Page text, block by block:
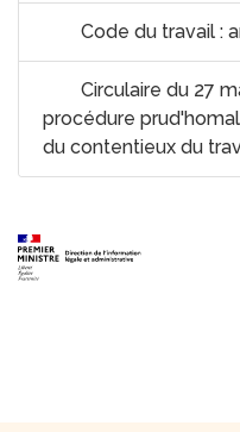
Code du travail :
Circulaire du 27
procédure
du contentieux du